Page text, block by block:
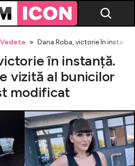
news
TV
Vedete Dana Roba, victorie în
în instanță.
vizită al bunicilor
modificat